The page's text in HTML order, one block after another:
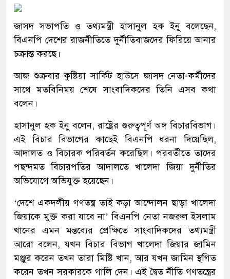
জাসদ সভাপতি ও তথ্যমন্ত্রী হাসানুল হক ইনু বলেছেন,
বিএনপি দেশের রাজনীতিতে দুর্নীতিবাজদের ফিরিয়ে আনার
চক্রান্ত করছে।
আজ শুক্রবার কুষ্টিয়া সার্কিট হাউসে জাসদ নেতা-কর্মীদের
সাথে মতবিনিময় শেষে সাংবাদিকদের তিনি এসব কথা
বলেন।
হাসানুল হক ইনু বলেন, রাষ্ট্রের গুরুত্বপূর্ণ অঙ্গ বিচারবিভাগ।
এই বিচার বিভাগের কাছেই বিএনপি ধরনা দিয়েছিল,
আদালত ও বিচারক পরিবর্তন করেছিল। পরবর্তীতে তাদের
পছন্দমত বিচারপতির আদালতে খালেদা জিয়া দুর্নীতির
অভিযোগে অভিযুক্ত হয়েছেন।
‘দেশে একদলীয় গণতন্ত্র তাই কড়া আন্দোলন ছাড়া খালেদা
জিয়াকে মুক্ত করা যাবে না’ বিএনপি নেতা নজরুল ইসলাম
খানের এমন মন্তব্যের প্রেক্ষিতে সাংবাদিকদের তথ্যমন্ত্রী
আরো বলেন, যখন বিচার বিভাগ খালেদা জিয়ার জামিন
মঞ্জুর করেন তখন তারা মিষ্টি খান, আর যখন জামিন স্থগিত
করেন তখন সরকারকে গালি দেন। এই দ্বৈত নীতি গণতন্ত্রের